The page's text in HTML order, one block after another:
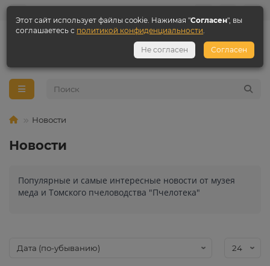
+7 3822 984 618
+7 923 407 65 00
Новости
Новости
Популярные и самые интересные новости от музея
меда и Томского пчеловодства "Пчелотека"
Этот сайт использует файлы cookie. Нажимая "Согласен", вы
соглашаетесь с политикой конфиденциальности.
Не согласен Согласен